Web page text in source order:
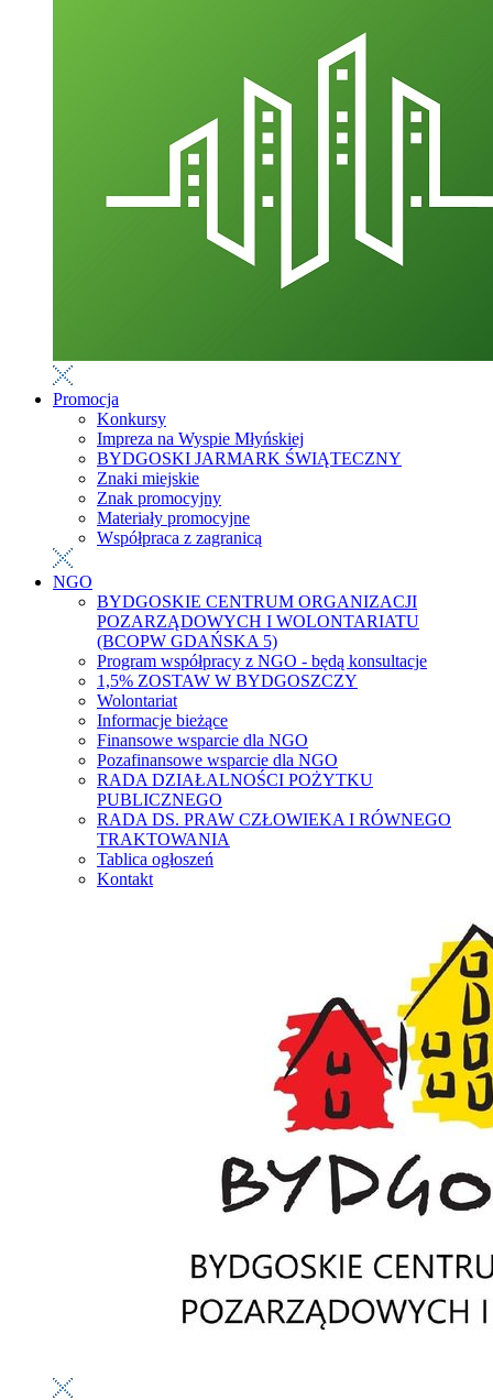
Promocja
Konkursy
Impreza na Wyspie Młyńskiej
BYDGOSKI JARMARK ŚWIĄTECZNY
Znaki miejskie
Znak promocyjny
Materiały promocyjne
Współpraca z zagranicą
NGO
BYDGOSKIE CENTRUM ORGANIZACJI
POZARZĄDOWYCH I WOLONTARIATU
(BCOPW GDAŃSKA 5)
Program współpracy z NGO - będą konsultacje
1,5% ZOSTAW W BYDGOSZCZY
Wolontariat
Informacje bieżące
Finansowe wsparcie dla NGO
Pozafinansowe wsparcie dla NGO
RADA DZIAŁALNOŚCI POŻYTKU
PUBLICZNEGO
RADA DS. PRAW CZŁOWIEKA I RÓWNEGO
TRAKTOWANIA
Tablica ogłoszeń
Kontakt